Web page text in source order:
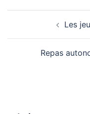
Les
Repas